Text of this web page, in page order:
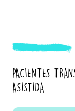
PACIENTES
ASISTIDA